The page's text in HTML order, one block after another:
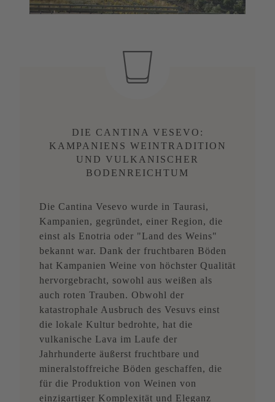
DIE CANTINA VESEVO:
KAMPANIENS WEINTRADITION
UND VULKANISCHER
BODENREICHTUM
Die Cantina Vesevo wurde in Taurasi,
Kampanien, gegründet, einer Region, die
einst als Enotria oder "Land des Weins"
bekannt war. Dank der fruchtbaren Böden
hat Kampanien Weine von höchster Qualität
hervorgebracht, sowohl aus weißen als
auch roten Trauben. Obwohl der
katastrophale Ausbruch des Vesuvs einst
die lokale Kultur bedrohte, hat die
vulkanische Lava im Laufe der
Jahrhunderte äußerst fruchtbare und
mineralstoffreiche Böden geschaffen, die
für die Produktion von Weinen von
einzigartiger Komplexität und Eleganz